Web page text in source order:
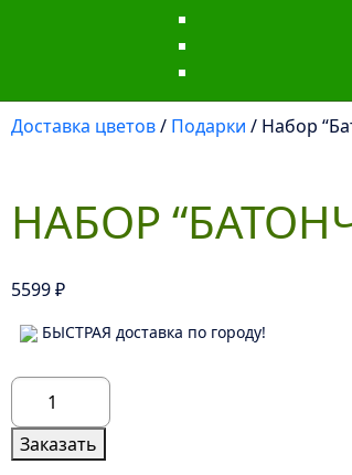
Доставка цветов/ Подарки / Набор
НАБОР
5599₽
БЫСТРАЯ доставка по городу!
Количество
товара
Набор
"Батончики"
Заказать